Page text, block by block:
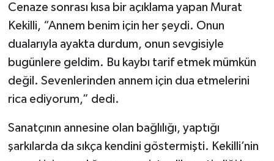
Cenaze sonrası kısa bir açıklama yapan Murat
Kekilli, “Annem benim için her şeydi. Onun
dualarıyla ayakta durdum, onun sevgisiyle
bugünlere geldim. Bu kaybı tarif etmek mümkün
değil. Sevenlerinden annem için dua etmelerini
rica ediyorum,” dedi.
Sanatçının annesine olan bağlılığı, yaptığı
şarkılarda da sıkça kendini göstermişti. Kekilli’nin